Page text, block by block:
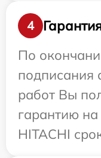
4
По
подписания
работ Вы
гарантию на
HITACHI